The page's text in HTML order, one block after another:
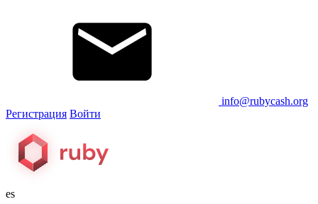
info@rubycash.org
Регистрация Войти
es